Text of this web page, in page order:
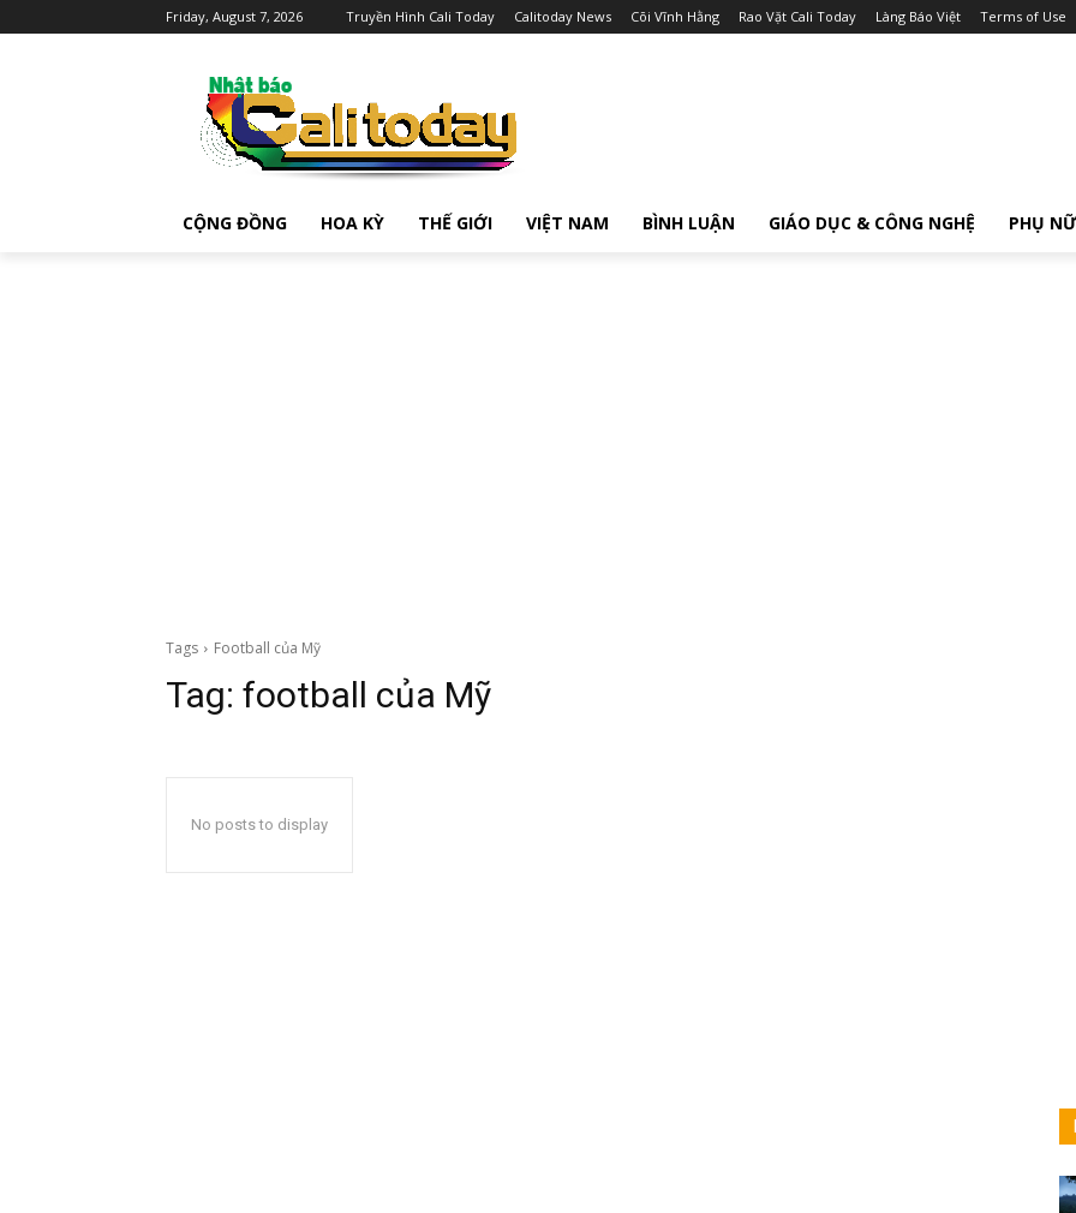
Friday, August 7, 2026 Truyền Hình Cali Today Calitoday News Cõi Vĩnh Hằng Rao Vặt Cali Today Làng Báo Việt Terms of Use
CỘNG ĐỒNG HOA KỲ THẾ GIỚI VIỆT NAM BÌNH LUẬN GIÁO DỤC & CÔNG NGHỆ PHỤ NỮ
Tags Football của Mỹ
Tag: football của Mỹ
No posts to display